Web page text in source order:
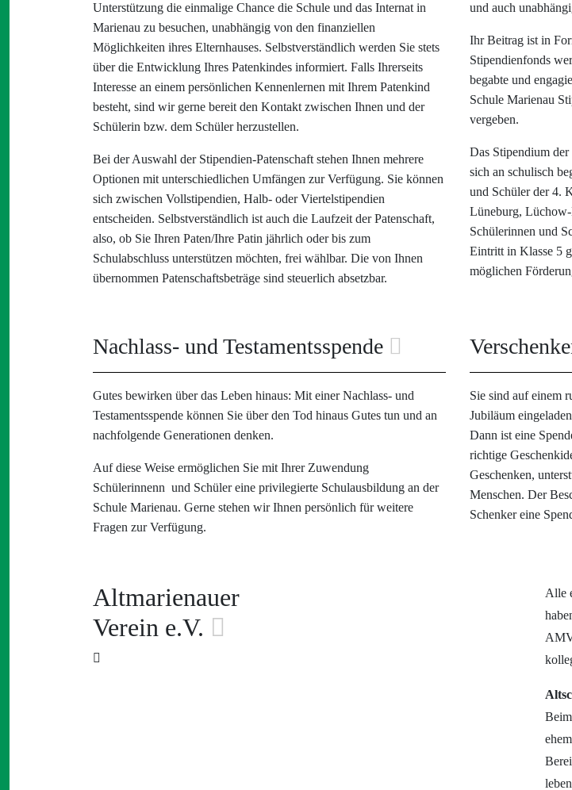
Unterstützung die einmalige Chance die Schule und das Internat in
Marienau zu besuchen, unabhängig von den finanziellen
Möglichkeiten ihres Elternhauses. Selbstverständlich werden Sie stets
über die Entwicklung Ihres Patenkindes informiert. Falls Ihrerseits
Interesse an einem persönlichen Kennenlernen mit Ihrem Patenkind
besteht, sind wir gerne bereit den Kontakt zwischen Ihnen und der
Schülerin bzw. dem Schüler herzustellen.
Bei der Auswahl der Stipendien-Patenschaft stehen Ihnen mehrere
Optionen mit unterschiedlichen Umfängen zur Verfügung. Sie können
sich zwischen Vollstipendien, Halb- oder Viertelstipendien
entscheiden. Selbstverständlich ist auch die Laufzeit der Patenschaft,
also, ob Sie Ihren Paten/Ihre Patin jährlich oder bis zum
Schulabschluss unterstützen möchten, frei wählbar. Die von Ihnen
übernommen Patenschaftsbeträge sind steuerlich absetzbar.
und auch
Ihr Beitrag ist in
Stipendienfonds
begabte und
Schule Marienau
vergeben.
Das Stipendium
sich an schulisch
und Schüler der 4.
Lüneburg,
Schülerinnen und
Eintritt in Klasse 5
möglichen
Nachlass- und Testamentsspende
Gutes bewirken über das Leben hinaus: Mit einer Nachlass- und
Testamentsspende können Sie über den Tod hinaus Gutes tun und an
nachfolgende Generationen denken.
Auf diese Weise ermöglichen Sie mit Ihrer Zuwendung
Schülerinnenn und Schüler eine privilegierte Schulausbildung an der
Schule Marienau. Gerne stehen wir Ihnen persönlich für weitere
Fragen zur Verfügung.
Sie sind auf einem
Jubiläum
Dann ist eine
richtige
Geschenken,
Menschen. Der
Schenker eine
Altmarienauer
Verein e.V.
Alle